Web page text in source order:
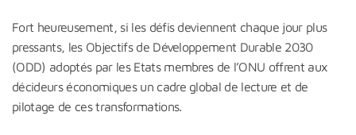
Fort heureusement, si les défis deviennent chaque jour plus
pressants, les Objectifs de Développement Durable 2030
(ODD) adoptés par les Etats membres de l’ONU offrent aux
décideurs économiques un cadre global de lecture et de
pilotage de ces transformations.